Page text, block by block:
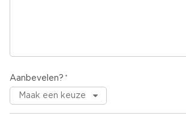
Aanbevelen?